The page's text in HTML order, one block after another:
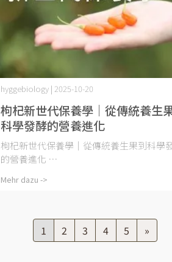
枸杞新世代保養學｜從傳統養生
科學發酵的營養進化
hyggebiology | 2025-10-20
枸杞新世代保養學｜從傳統養生果到科學
的營養進化 ⋯
Mehr dazu ->
1 2 3 4 5 »